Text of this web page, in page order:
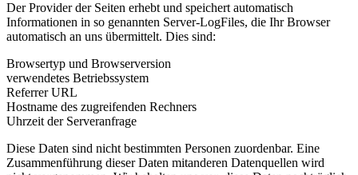
Der Provider der Seiten erhebt und speichert automatisch
Informationen in so genannten Server-LogFiles, die Ihr Browser
automatisch an uns übermittelt. Dies sind:
Browsertyp und Browserversion
verwendetes Betriebssystem
Referrer URL
Hostname des zugreifenden Rechners
Uhrzeit der Serveranfrage
Diese Daten sind nicht bestimmten Personen zuordenbar. Eine
Zusammenführung dieser Daten mitanderen Datenquellen wird